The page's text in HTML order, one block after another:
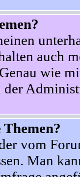
auch
wie
Themen?
vom
Man